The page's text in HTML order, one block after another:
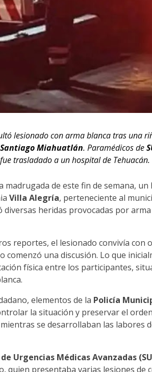
lesionado con arma blanca tras una
Miahuatlán. Paramédicos de
trasladado a un hospital de Tehuacán.
madrugada de este fin de semana,
Villa Alegría, perteneciente al
diversas heridas provocadas por
reportes, el lesionado convivía con
comenzó una discusión. Lo que
física entre los participantes,
elementos de la Policía
la situación y preservar el
se desarrollaban las labores
Urgencias Médicas Avanzadas
quien presentaba varias lesiones de